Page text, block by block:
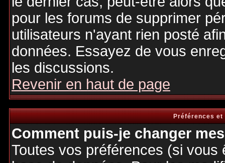
pour les forums de supprimer
utilisateurs n'ayant rien posté
données. Essayez de vous
les discussions.
Revenir en haut de page
Préférences
Comment puis-je changer
Toutes vos préférences (si